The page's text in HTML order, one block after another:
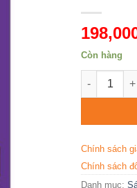
Còn hàng
Perfect
Chính sách
Chính sách
Danh mục: